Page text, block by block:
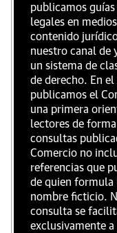
publicamos
legales en
contenido
nuestro canal de
un sistema de
de derecho. En
publicamos el
una primera
lectores de
consultas
Comercio no
referencias que
de quien
nombre ficticio.
consulta se
exclusivamente